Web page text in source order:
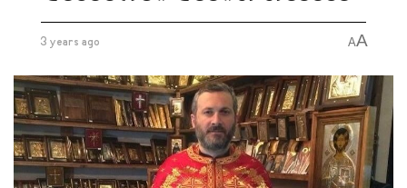
3 years ago AA